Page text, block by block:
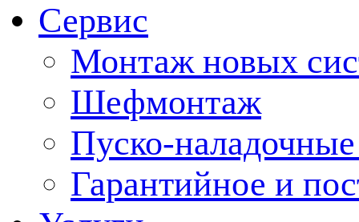
Сервис
Монтаж новых
Шефмонтаж
Пуско-
Гарантийное и